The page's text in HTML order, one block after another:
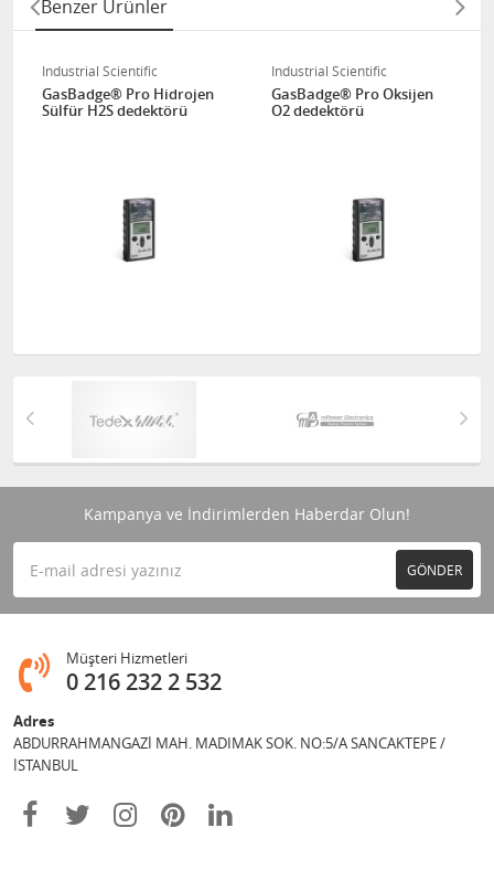
Benzer Ürünler
Industrial Scientific
GasBadge® Pro Hidrojen
Sülfür H2S dedektörü
Industrial Scientific
GasBadge® Pro Oksijen
O2 dedektörü
Kampanya ve İndirimlerden Haberdar Olun!
GÖNDER
Müşteri Hizmetleri
0 216 232 2 532
Adres
ABDURRAHMANGAZİ MAH. MADIMAK SOK. NO:5/A SANCAKTEPE /
İSTANBUL